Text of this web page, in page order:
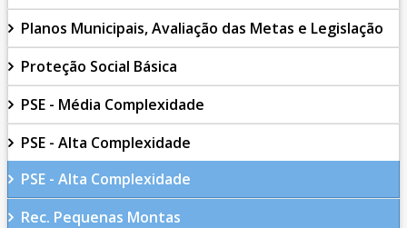
Planos Municipais, Avaliação das Metas e Legislação
Proteção Social Básica
PSE - Média Complexidade
PSE - Alta Complexidade
PSE - Alta Complexidade
Rec. Pequenas Montas